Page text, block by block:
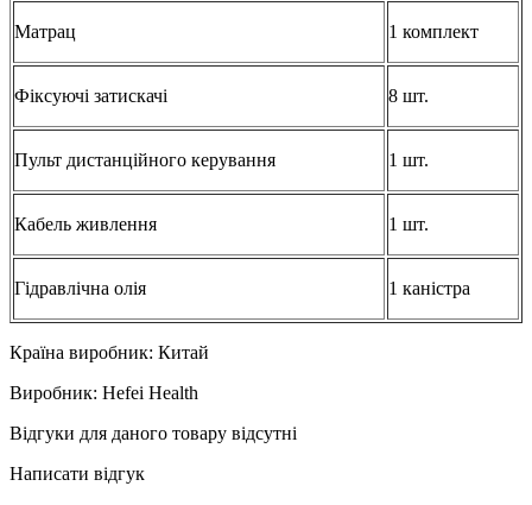
Матрац 1 комплект
Фіксуючі затискачі 8 шт.
Пульт дистанційного керування 1 шт.
Кабель живлення 1 шт.
Гідравлічна олія 1 каністра
Країна виробник: Китай
Виробник: Hefei Health
Відгуки для даного товару відсутні
Написати відгук